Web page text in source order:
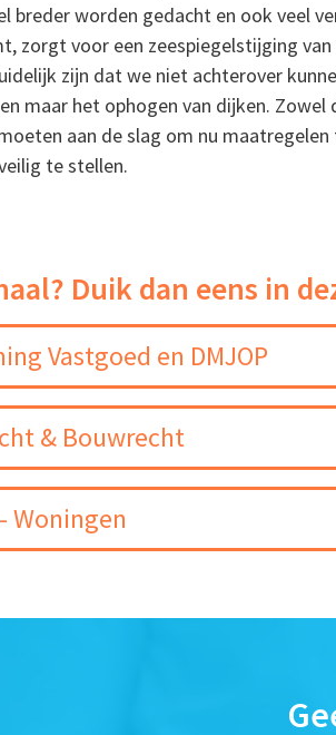
breder worden gedacht en ook veel
zorgt voor een zeespiegelstijging
zijn dat we niet achterover
maar het ophogen van dijken.
aan de slag om nu
te stellen.
Duik dan eens in
Vastgoed en DMJOP
& Bouwrecht
Woningen